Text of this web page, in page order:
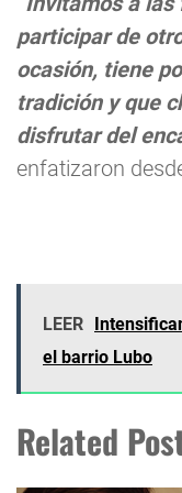
participar de
ocasión, tiene
tradición y que
disfrutar del
enfatizaron
LEER
el barrio Lubo
Related